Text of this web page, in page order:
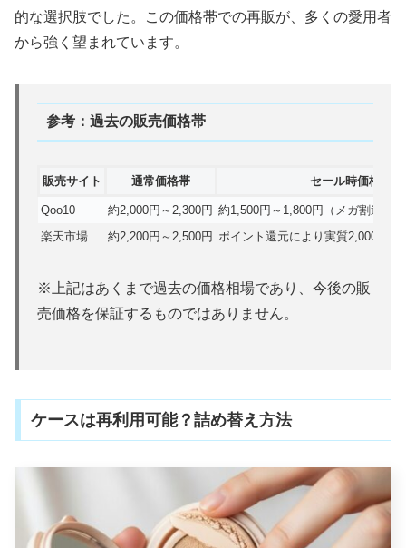
的な選択肢でした。この価格帯での再販が、多くの愛用者
から強く望まれています。
参考：過去の販売価格帯
販売サイト 通常価格帯 セール時価格帯
Qoo10 約2,000円～2,300円 約1,500円～1,800円（メガ割適用
楽天市場
約2,200円～2,500円 ポイント還元により実質2,000円以
※上記はあくまで過去の価格相場であり、今後の販
売価格を保証するものではありません。
ケースは再利用可能？詰め替え方法